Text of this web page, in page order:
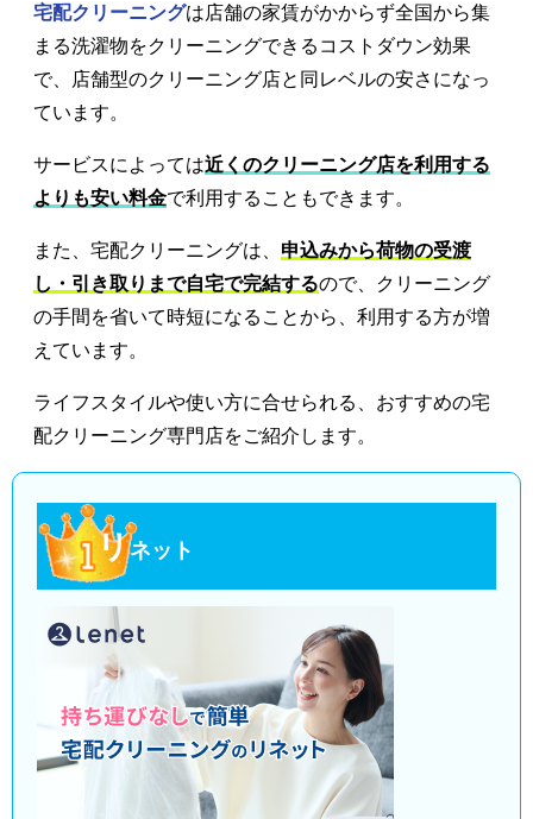
宅配クリーニングは店舗の家賃がかからず全国から集
まる洗濯物をクリーニングできるコストダウン効果
で、店舗型のクリーニング店と同レベルの安さになっ
ています。
サービスによっては近くのクリーニング店を利用する
よりも安い料金で利用することもできます。
また、宅配クリーニングは、 申込みから荷物の受渡
し・引き取りまで自宅で完結するので、クリーニング
の手間を省いて時短になることから、利用する方が増
えています。
ライフスタイルや使い方に合せられる、おすすめの宅
配クリーニング専門店をご紹介します。
リネット